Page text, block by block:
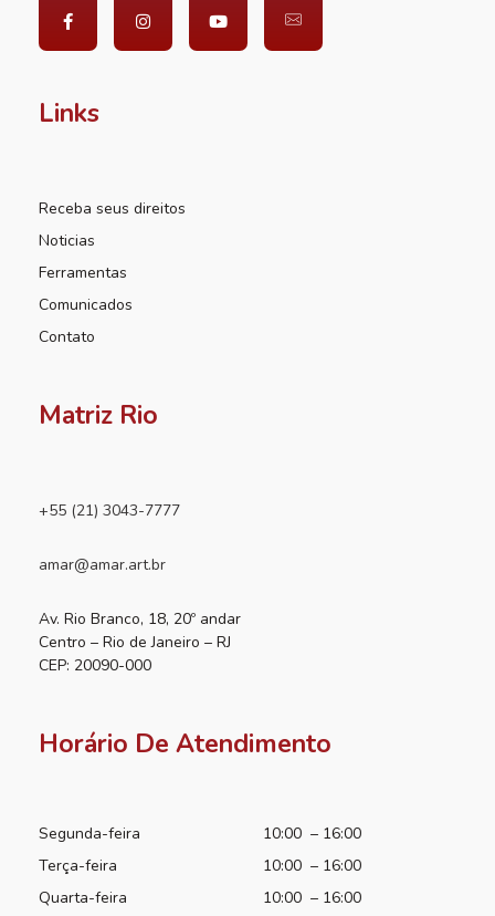
Links
Receba seus direitos
Noticias
Ferramentas
Comunicados
Contato
Matriz Rio
+55 (21) 3043-7777
amar@amar.art.br
Av. Rio Branco, 18, 20º andar
Centro – Rio de Janeiro – RJ
CEP: 20090-000
Horário De Atendimento
Segunda-feira
10:00 – 16:00
Terça-feira
10:00 – 16:00
Quarta-feira
10:00 – 16:00